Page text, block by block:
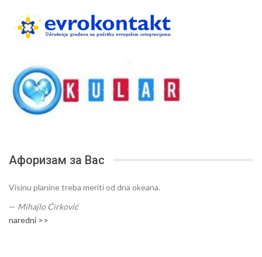
Афоризам за Вас
Visinu planine treba meriti od dna okeana.
— Mihajlo Ćirković
naredni >>